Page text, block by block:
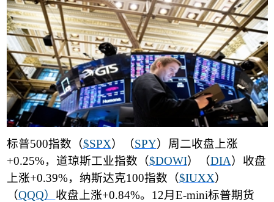
标普500指数（$SPX）（SPY）周二收盘上涨
+0.25%，道琼斯工业指数（$DOWI）（DIA）收盘
上涨+0.39%，纳斯达克100指数（$IUXX）
（QQQ） 收盘上涨+0.84%。 12月 E-mini标普期货